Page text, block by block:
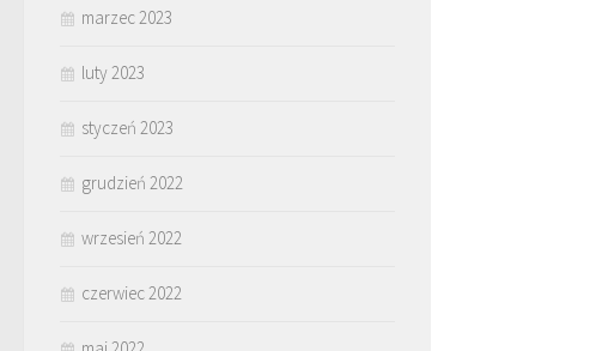
marzec 2023
luty 2023
styczeń 2023
grudzień 2022
wrzesień 2022
czerwiec 2022